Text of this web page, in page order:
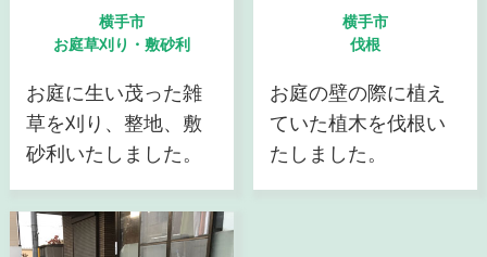
横手市
お庭草刈り・敷砂利
お庭に生い茂った雑
草を刈り、整地、敷
砂利いたしました。
横手市
伐根
お庭の壁の際に植え
ていた植木を伐根い
たしました。